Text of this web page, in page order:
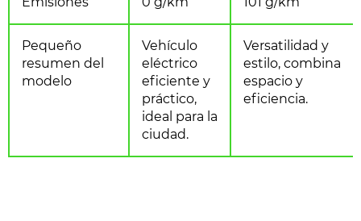
Pequeño
resumen del
modelo
Vehículo
eléctrico
eficiente y
práctico,
ideal para la
ciudad.
Versatilidad y
estilo, combina
espacio y
eficiencia.